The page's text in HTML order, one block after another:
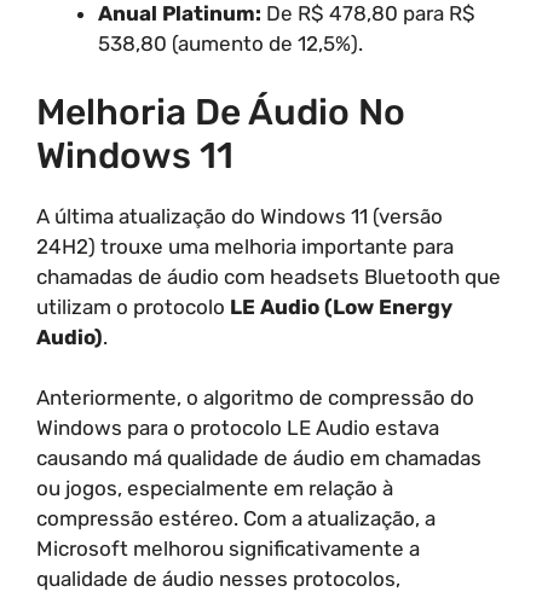
Anual Platinum: De R$ 478,80 para R$
538,80 (aumento de 12,5%).
Melhoria De Áudio No
Windows 11
A última atualização do Windows 11 (versão
24H2) trouxe uma melhoria importante para
chamadas de áudio com headsets Bluetooth que
utilizam o protocolo LE Audio (Low Energy
Audio).
Anteriormente, o algoritmo de compressão do
Windows para o protocolo LE Audio estava
causando má qualidade de áudio em chamadas
ou jogos, especialmente em relação à
compressão estéreo. Com a atualização, a
Microsoft melhorou significativamente a
qualidade de áudio nesses protocolos,